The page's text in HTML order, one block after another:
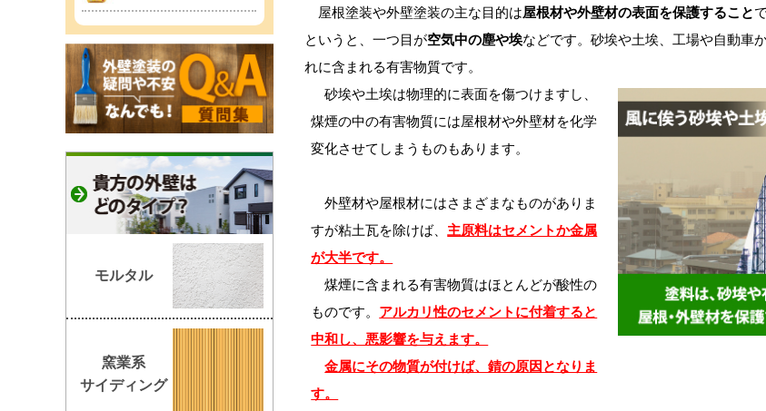
屋根塗装や外壁塗装の主な目的は屋根材や外壁材の表面を保護すること
というと、一つ目が空気中の塵や埃などです。砂埃や土埃、工場や自動車
れに含まれる有害物質です。
砂埃や土埃は物理的に表面を傷つけますし、
煤煙の中の有害物質には屋根材や外壁材を化学
変化させてしまうものもあります。
外壁材や屋根材にはさまざまなものがありま
すが粘土瓦を除けば、主原料はセメントか金属
が大半です。
煤煙に含まれる有害物質はほとんどが酸性の
ものです。 アルカリ性のセメントに付着すると
中和し、悪影響を与えます。
金属にその物質が付けば、錆の原因となりま
す。
モルタル
窯業系
サイディング